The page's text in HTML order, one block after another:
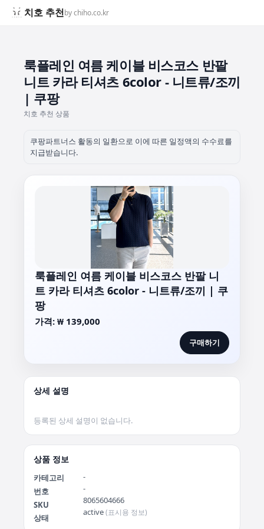
치호 추천by chiho.co.kr
룩플레인 여름 케이블 비스코스 반팔
니트 카라 티셔츠 6color - 니트류/조끼
| 쿠팡
치호 추천 상품
쿠팡파트너스 활동의 일환으로 이에 따른 일정액의 수수료를
지급받습니다.
룩플레인 여름 케이블 비스코스 반팔 니
트 카라 티셔츠 6color - 니트류/조끼 | 쿠
팡
가격: ₩ 139,000
구매하기
상세 설명
상품 정보
카테고리
-
번호
-
SKU
8065604666
상태
active(표시용 정보)